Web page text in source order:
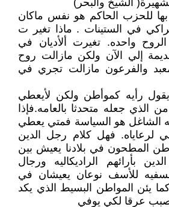
الشيخ والبحر)
بها للحزب الحاكم هو نفس ماكان
في الستينات . ماذا تغير ت
واحده. تغيرت ألأديان في
إلي الآن ولكن مازالت روح
والفرعون مازالت تجري في
رأيه كموأطن ولكن لأيعطي
الذي جعله متحدثا بالعامه.فإذا
الشاغل هو السياسة فمتي يعطي
لرعاياه. فهل كلام رجل الدين
المطحون في بلادنا يعيش بين
بأرائهم الراديكاليه ورجال
للأسف نوعان يعيشان في
كما يئن المواطن البسيط الذي يكد
عرقا لكي يوفي